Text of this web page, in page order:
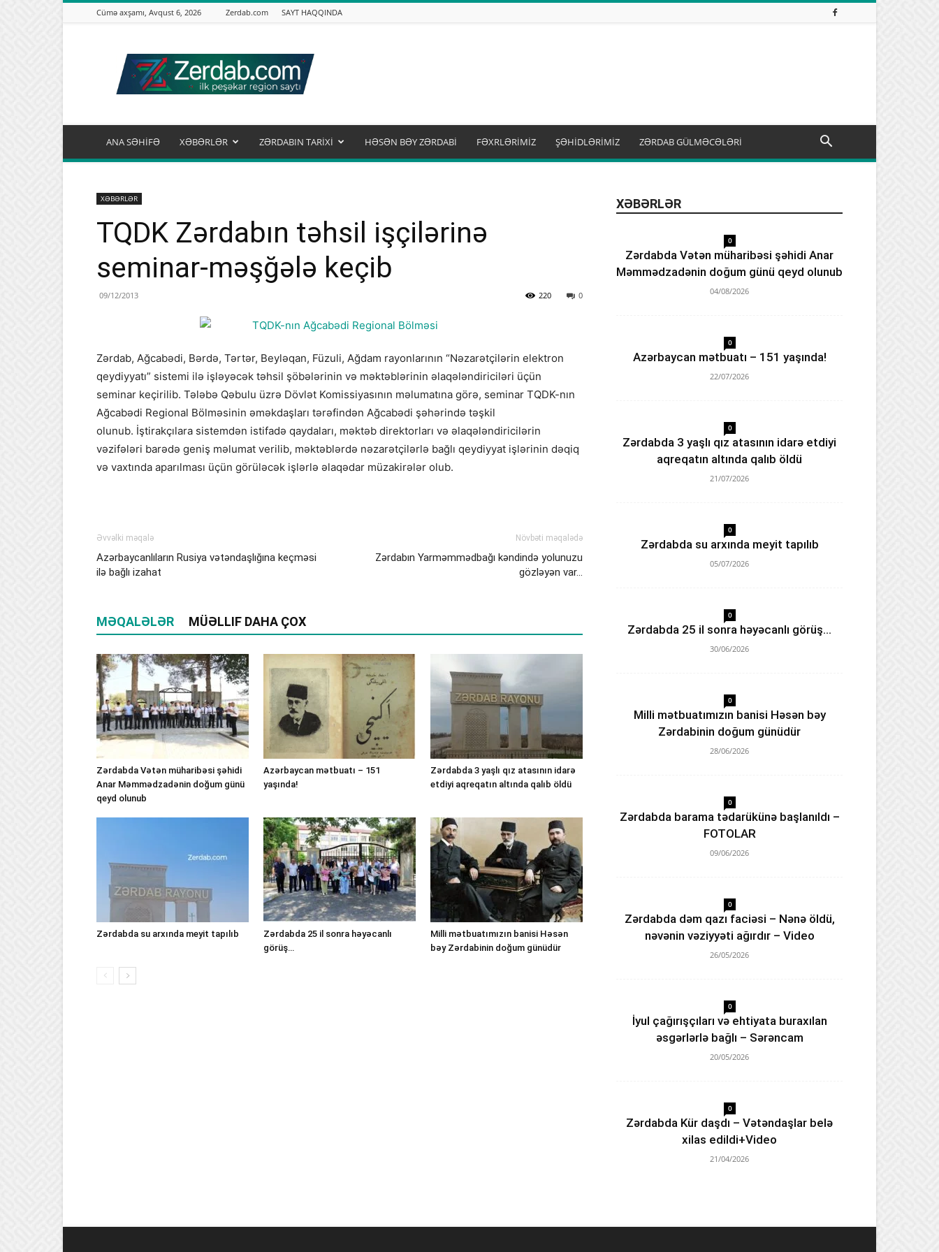
Cümə axşamı, Avqust 6, 2026 Zerdab.com SAYT HAQQINDA
ANA SƏHİFƏ XƏBƏRLƏR ZƏRDABIN TARİXİ HƏSƏN BƏY ZƏRDABİ FƏXRLƏRİMİZ ŞƏHİDLƏRİMİZ ZƏRDAB GÜLMƏCƏLƏRİ
XƏBƏRLƏR
TQDK Zərdabın təhsil işçilərinə
seminar-məşğələ keçib
09/12/2013 0
220
Zərdab, Ağcabədi, Bərdə, Tərtər, Beyləqan, Füzuli, Ağdam rayonlarının “Nəzarətçilərin elektron
qeydiyyatı” sistemi ilə işləyəcək təhsil şöbələrinin və məktəblərinin əlaqələndiriciləri üçün
seminar keçirilib. Tələbə Qəbulu üzrə Dövlət Komissiyasının məlumatına görə, seminar TQDK-nın
Ağcabədi Regional Bölməsinin əməkdaşları tərəfindən Ağcabədi şəhərində təşkil
olunub. İştirakçılara sistemdən istifadə qaydaları, məktəb direktorları və əlaqələndiricilərin
vəzifələri barədə geniş məlumat verilib, məktəblərdə nəzarətçilərlə bağlı qeydiyyat işlərinin dəqiq
və vaxtında aparılması üçün görüləcək işlərlə əlaqədar müzakirələr olub.
Əvvəlki məqalə
Azərbaycanlıların Rusiya vətəndaşlığına keçməsi
ilə bağlı izahat
Növbəti məqalədə
Zərdabın Yarməmmədbağı kəndində yolunuzu
gözləyən var…
MƏQALƏLƏR MÜƏLLIF DAHA ÇOX
Zərdabda Vətən müharibəsi şəhidi
Anar Məmmədzadənin doğum günü
qeyd olunub
Azərbaycan mətbuatı – 151
yaşında!
Zərdabda 3 yaşlı qız atasının idarə
etdiyi aqreqatın altında qalıb öldü
Zərdabda su arxında meyit tapılıb
Zərdabda 25 il sonra həyəcanlı
görüş…
Milli mətbuatımızın banisi Həsən
bəy Zərdabinin doğum günüdür
XƏBƏRLƏR
0
Zərdabda Vətən müharibəsi şəhidi Anar
Məmmədzadənin doğum günü qeyd olunub
04/08/2026
0
Azərbaycan mətbuatı – 151 yaşında!
22/07/2026
0
Zərdabda 3 yaşlı qız atasının idarə etdiyi
aqreqatın altında qalıb öldü
21/07/2026
0
Zərdabda su arxında meyit tapılıb
05/07/2026
0
Zərdabda 25 il sonra həyəcanlı görüş…
30/06/2026
0
Milli mətbuatımızın banisi Həsən bəy
Zərdabinin doğum günüdür
28/06/2026
0
Zərdabda barama tədarükünə başlanıldı –
FOTOLAR
09/06/2026
0
Zərdabda dəm qazı faciəsi – Nənə öldü,
nəvənin vəziyyəti ağırdır – Video
26/05/2026
0
İyul çağırışçıları və ehtiyata buraxılan
əsgərlərlə bağlı – Sərəncam
20/05/2026
0
Zərdabda Kür daşdı – Vətəndaşlar belə
xilas edildi+Video
21/04/2026